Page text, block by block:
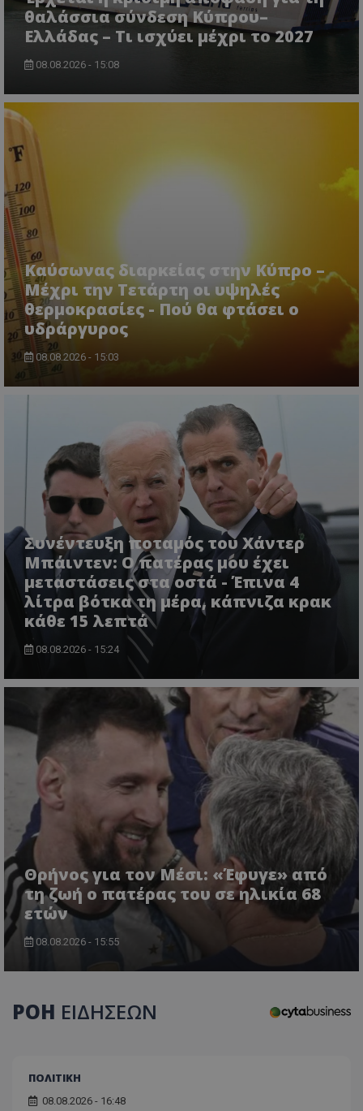
θαλάσσια σύνδεση Κύπρου–
Ελλάδας – Τι ισχύει μέχρι το 2027
08.08.2026 - 15:08
Καύσωνας διαρκείας στην Κύπρο –
Μέχρι την Τετάρτη οι υψηλές
θερμοκρασίες - Πού θα φτάσει ο
υδράργυρος
08.08.2026 - 15:03
Συνέντευξη ποταμός του Χάντερ
Μπάιντεν: Ο πατέρας μου έχει
μεταστάσεις στα οστά - Έπινα 4
λίτρα βότκα τη μέρα, κάπνιζα κρακ
κάθε 15 λεπτά
08.08.2026 - 15:24
Θρήνος για τον Μέσι: «Έφυγε» από
τη ζωή ο πατέρας του σε ηλικία 68
ετών
08.08.2026 - 15:55
ΡΟΗ ΕΙΔΗΣΕΩΝ
ΠΟΛΙΤΙΚΗ
08.08.2026 - 16:48
τον
οποίο
από
του